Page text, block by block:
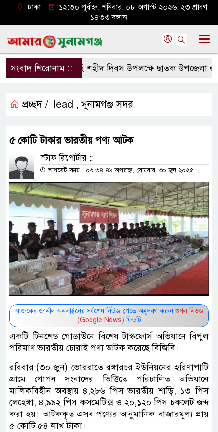
ঢাকা
১২:৩০ পূর্বাহ্ন, শনিবার, ০৮ অগাস্ট ২০২৬, ২৩ শ্রাবণ
১৪৩৩ বঙ্গাব্দ
সংবাদ শিরোনাম ::জুলাই শহীদ দিবস উপলক্ষে ছাতক উপজেলা
প্রচ্ছদ / lead ,সুনামগঞ্জ সদর
৫ কোটি টাকার ভারতীয় পণ্য আটক
স্টাফ রিপোর্টার ::
আপডেট সময় : ০৩:৩৪:৪৬ অপরাহ্ন, সোমবার, ৩০ জুন ২০২৫
আজকের জার্নাল অনলাইনের সর্বশেষ নিউজ পেতে অনুসরণ করুন গুগল নিউজ
(Google News) ফিডটি
একটি টিনশেড গোডাউনে বিশেষ টাস্কফোর্স অভিযানে বিপুল
পরিমাণ ভারতীয় চোরাই পণ্য আটক করেছে বিজিবি।
রবিবার (৩০ জুন) ভোররাতে রঙ্গারচর ইউনিয়নের হরিণাপাটি
গ্রামে গোপন সংবাদের ভিত্তিতে পরিচালিত অভিযানে
মালিকবিহীন অবস্থায় ৪,২৮৬ পিস ভারতীয় শাড়ি, ১৩ পিস
লেহেঙ্গা, ৪,৯৯২ পিস কসমেটিক্স ও ২০,১২০ পিস চকলেট জব্দ
করা হয়। আটককৃত এসব পণ্যের আনুমানিক বাজারমূল্য প্রায়
৫ কোটি ৫৪ লাখ টাকা।